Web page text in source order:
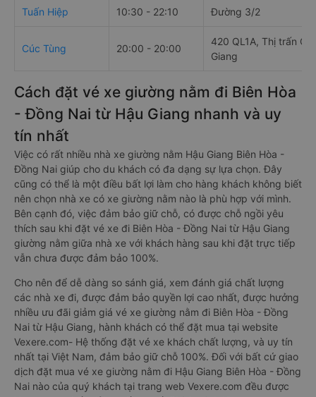
Tuấn Hiệp 10:30 - 22:10 Đường 3/2
Cúc Tùng 20:00 - 20:00
420 QL1A, Thị trấn
Giang
Cách đặt vé xe giường nằm đi Biên Hòa
- Đồng Nai từ Hậu Giang nhanh và uy
tín nhất
Việc có rất nhiều nhà xe giường nằm Hậu Giang Biên Hòa -
Đồng Nai giúp cho du khách có đa dạng sự lựa chọn. Đây
cũng có thể là một điều bất lợi làm cho hàng khách không biết
nên chọn nhà xe có xe giường nằm nào là phù hợp với mình.
Bên cạnh đó, việc đảm bảo giữ chỗ, có được chỗ ngồi yêu
thích sau khi đặt vé xe đi Biên Hòa - Đồng Nai từ Hậu Giang
giường nằm giữa nhà xe với khách hàng sau khi đặt trực tiếp
vẫn chưa được đảm bảo 100%.
Cho nên để dễ dàng so sánh giá, xem đánh giá chất lượng
các nhà xe đi, được đảm bảo quyền lợi cao nhất, được hưởng
nhiều ưu đãi giảm giá vé xe giường nằm đi Biên Hòa - Đồng
Nai từ Hậu Giang, hành khách có thể đặt mua tại website
Vexere.com- Hệ thống đặt vé xe khách chất lượng, và uy tín
nhất tại Việt Nam, đảm bảo giữ chỗ 100%. Đối với bất cứ giao
dịch đặt mua vé xe giường nằm đi Hậu Giang Biên Hòa - Đồng
Nai nào của quý khách tại trang web Vexere.com đều được